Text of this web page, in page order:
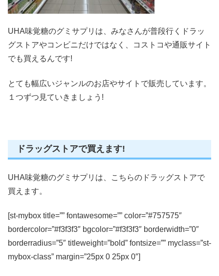
UHA味覚糖のグミサプリは、みなさんが普段行く
ドラッ
グストアやコンビニだけではなく、コストコや通販サイト
でも買えるんです!
とても幅広いジャンルのお店やサイトで販売しています。
１つずつ見ていきましょう!
ドラッグストアで買えます!
UHA味覚糖のグミサプリは、こちらのドラッグストアで
買えます。
[st-mybox title=”” fontawesome=”” color=”#757575″
bordercolor=”#f3f3f3″ bgcolor=”#f3f3f3″ borderwidth=”0″
borderradius=”5″ titleweight=”bold” fontsize=”” myclass=”st-
mybox-class” margin=”25px 0 25px 0″]